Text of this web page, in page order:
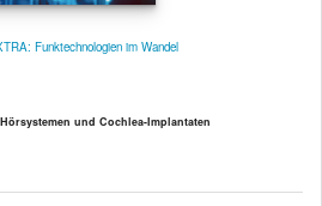
Funktechnologien im Wandel
und Cochlea-Implantaten